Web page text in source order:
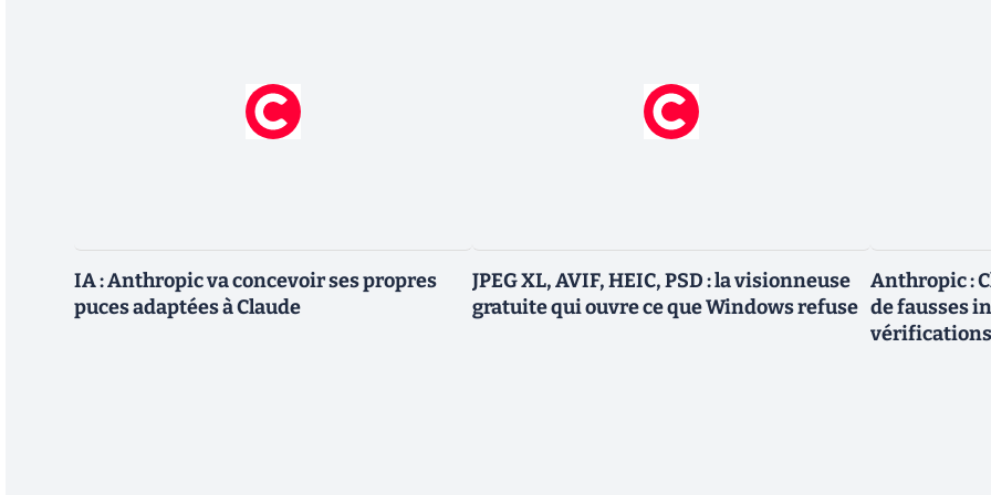
IA : Anthropic va concevoir ses propres
puces adaptées à Claude
JPEG XL, AVIF, HEIC, PSD : la visionneuse
gratuite qui ouvre ce que Windows refuse
Anthropic :
de fausses